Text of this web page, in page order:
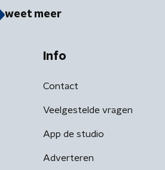
weet meer
Info
Contact
Veelgestelde vragen
App de studio
Adverteren